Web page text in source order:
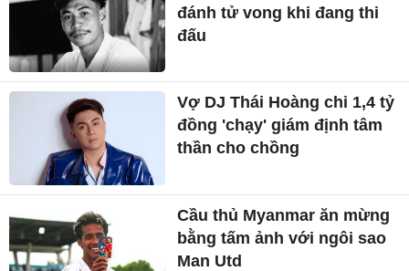
đánh tử vong khi đang thi
đấu
Vợ DJ Thái Hoàng chi 1,4 tỷ
đồng 'chạy' giám định tâm
thần cho chồng
Cầu thủ Myanmar ăn mừng
bằng tấm ảnh với ngôi sao
Man Utd